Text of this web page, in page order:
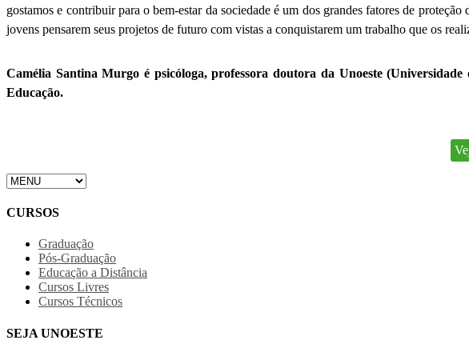
gostamos e contribuir para o bem-estar da sociedade é um dos grandes fatores de
jovens pensarem seus projetos de futuro com vistas a conquistarem um trabalho que os
Camélia Santina Murgo é psicóloga, professora doutora da Unoeste
Educação.
CURSOS
Graduação
Pós-Graduação
Educação a Distância
Cursos Livres
Cursos Técnicos
SEJA UNOESTE